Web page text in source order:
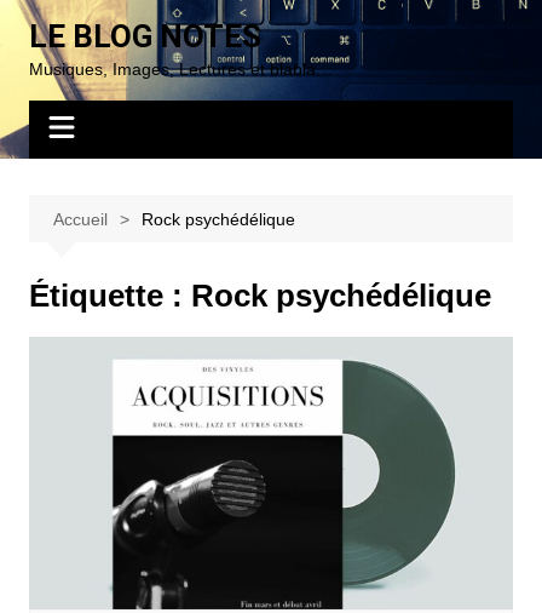
Aller
contenu
LE BLOG NOTES
Musiques, Images, Lectures et blabla…
Accueil Rock psychédélique
Étiquette : Rock psychédélique